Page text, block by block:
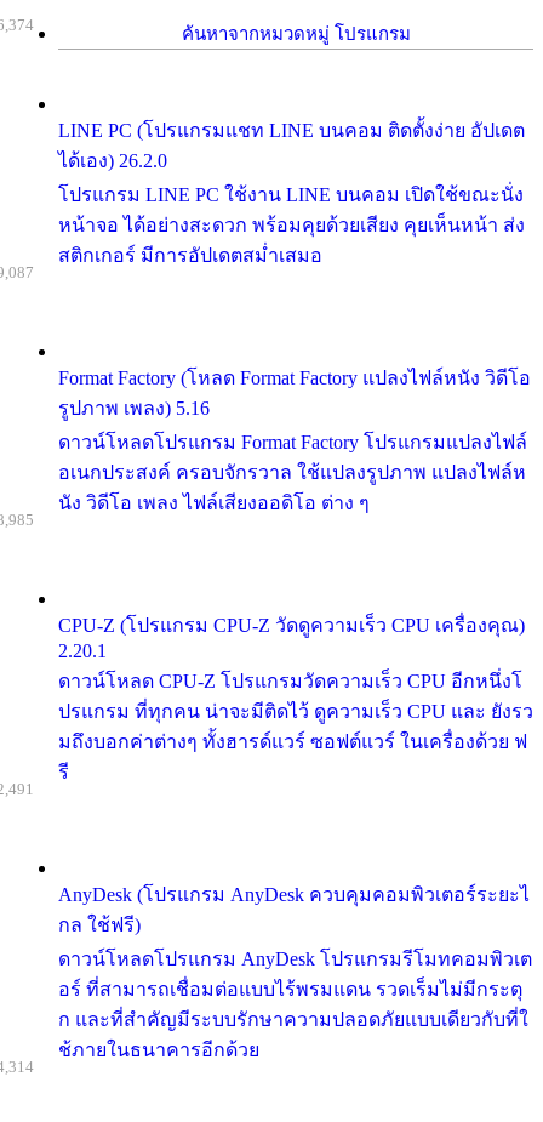
ค้นหาจากหมวดหมู่ โปรแกรม
LINE PC (โปรแกรมแชท LINE บนคอม ติดตั้งง่าย อัปเดต
ได้เอง) 26.2.0
โปรแกรม LINE PC ใช้งาน LINE บนคอม เปิดใช้ขณะนั่ง
หน้าจอ ได้อย่างสะดวก พร้อมคุยด้วยเสียง คุยเห็นหน้า ส่ง
สติกเกอร์ มีการอัปเดตสม่ำเสมอ
Format Factory (โหลด Format Factory แปลงไฟล์หนัง วิดีโอ
รูปภาพ เพลง) 5.16
ดาวน์โหลดโปรแกรม Format Factory โปรแกรมแปลงไฟล์
อเนกประสงค์ ครอบจักรวาล ใช้แปลงรูปภาพ แปลงไฟล์ห
นัง วิดีโอ เพลง ไฟล์เสียงออดิโอ ต่าง ๆ
CPU-Z (โปรแกรม CPU-Z วัดดูความเร็ว CPU เครื่องคุณ)
2.20.1
ดาวน์โหลด CPU-Z โปรแกรมวัดความเร็ว CPU อีกหนึ่งโ
ปรแกรม ที่ทุกคน น่าจะมีติดไว้ ดูความเร็ว CPU และ ยังรว
มถึงบอกค่าต่างๆ ทั้งฮารด์แวร์ ซอฟต์แวร์ ในเครื่องด้วย ฟ
รี
AnyDesk (โปรแกรม AnyDesk ควบคุมคอมพิวเตอร์ระยะไ
กล ใช้ฟรี)
ดาวน์โหลดโปรแกรม AnyDesk โปรแกรมรีโมทคอมพิวเต
อร์ ที่สามารถเชื่อมต่อแบบไร้พรมแดน รวดเร็มไม่มีกระตุ
ก และที่สำคัญมีระบบรักษาความปลอดภัยแบบเดียวกับที่ใ
ช้ภายในธนาคารอีกด้วย